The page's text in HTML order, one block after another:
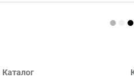
Каталог